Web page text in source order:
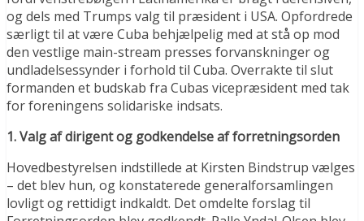
og dels med Trumps valg til præsident i USA. Opfordrede
særligt til at være Cuba behjælpelig med at stå op mod
den vestlige main-stream presses forvanskninger og
undladelsessynder i forhold til Cuba. Overrakte til slut
formanden et budskab fra Cubas vicepræsident med tak
for foreningens solidariske indsats.
1. Valg af dirigent og godkendelse af forretningsorden
Hovedbestyrelsen indstillede at Kirsten Bindstrup vælges
– det blev hun, og konstaterede generalforsamlingen
lovligt og rettidigt indkaldt. Det omdelte forslag til